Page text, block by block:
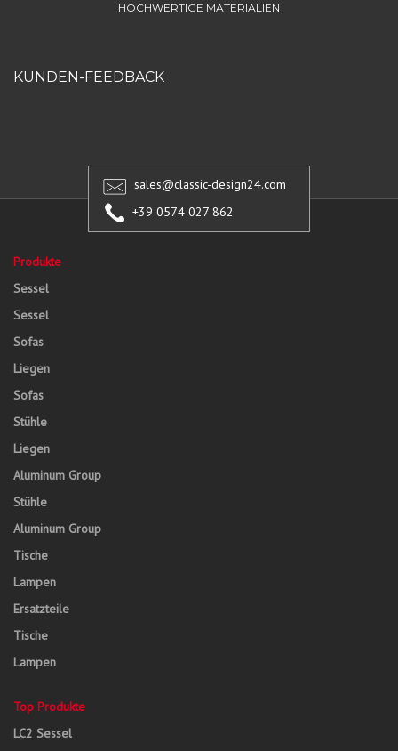
HOCHWERTIGE MATERIALIEN
KUNDEN-FEEDBACK
sales@classic-design24.com
+39 0574 027 862
Produkte
Sessel
Sessel
Sofas
Liegen
Sofas
Stühle
Liegen
Aluminum Group
Stühle
Aluminum Group
Tische
Lampen
Ersatzteile
Tische
Lampen
Top Produkte
LC2 Sessel